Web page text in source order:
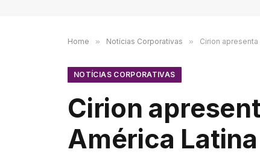
Home » Notícias Corporativas » Cirion
NOTÍCIAS CORPORATIVAS
Cirion
América Latina